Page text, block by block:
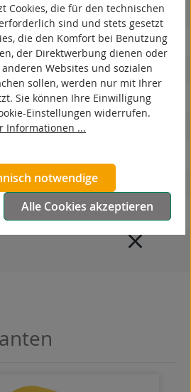
Rad
Cookies, die für den technischen
sind und stets gesetzt
die den Komfort bei Benutzung
der Direktwerbung dienen oder
Websites und sozialen
sollen, werden nur mit Ihrer
Sie können Ihre Einwilligung
Einstellungen widerrufen.
Informationen ...
notwendige
Alle Cookies akzeptieren